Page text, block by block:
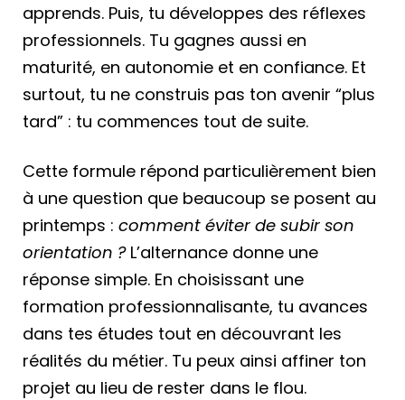
apprends. Puis, tu développes des réflexes
professionnels. Tu gagnes aussi en
maturité, en autonomie et en confiance. Et
surtout, tu ne construis pas ton avenir “plus
tard” : tu commences tout de suite.
Cette formule répond particulièrement bien
à une question que beaucoup se posent au
printemps : comment éviter de subir son
orientation ?L’alternance donne une
réponse simple. En choisissant une
formation professionnalisante, tu avances
dans tes études tout en découvrant les
réalités du métier. Tu peux ainsi affiner ton
projet au lieu de rester dans le flou.